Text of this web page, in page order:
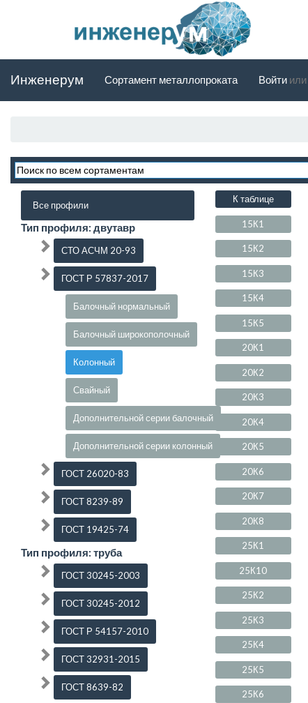
Инженерум Сортамент металлопроката Войти или
К таблице
15К1
15К2
15К3
15К4
15К5
20К1
20К2
20К3
20К4
20К5
20К6
20К7
20К8
25К1
25К10
25К2
25К3
25К4
25К5
25К6
Все профили
Тип профиля: двутавр
СТО АСЧМ 20-93
ГОСТ Р 57837-2017
Балочный нормальный
Балочный широкополочный
Колонный
Свайный
Дополнительной серии балочный
Дополнительной серии колонный
ГОСТ 26020-83
ГОСТ 8239-89
ГОСТ 19425-74
Тип профиля: труба
ГОСТ 30245-2003
ГОСТ 30245-2012
ГОСТ Р 54157-2010
ГОСТ 32931-2015
ГОСТ 8639-82